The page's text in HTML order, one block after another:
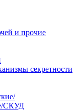
и прочие
секретности
СКУД